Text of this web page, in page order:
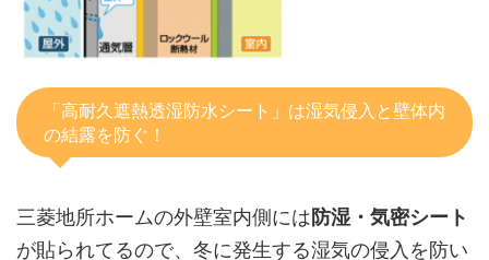
「高耐久遮熱透湿防水シート」は湿気侵入と壁体内
の結露を防ぐ！
三菱地所ホームの外壁室内側には防湿・気密シート
が貼られてるので、冬に発生する湿気の侵入を防い